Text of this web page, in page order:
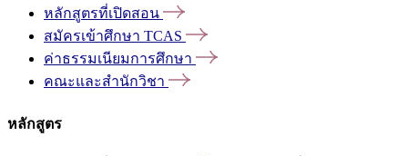
หลักสูตรที่เปิดสอน
สมัครเข้าศึกษา TCAS
ค่าธรรมเนียมการศึกษา
คณะและสำนักวิชา
หลักสูตร